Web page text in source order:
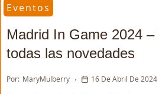
Eventos
Madrid In Game 2024
todas las novedades
Por: MaryMulberry 16 De Abril De 2024